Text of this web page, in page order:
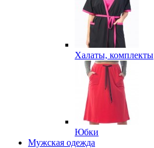
Халаты, комплекты
Юбки
Мужская одежда